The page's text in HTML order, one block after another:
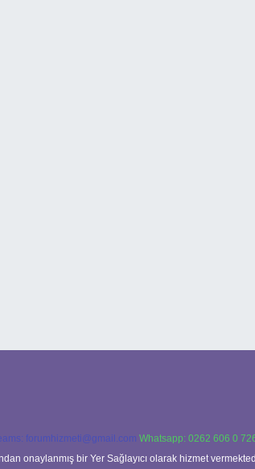
forumhizmeti@gmail.com Whatsapp: 0262 606 0
onaylanmış bir Yer Sağlayıcı olarak hizmet